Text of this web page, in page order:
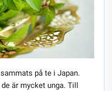
på te i Japan.
är mycket unga. Till